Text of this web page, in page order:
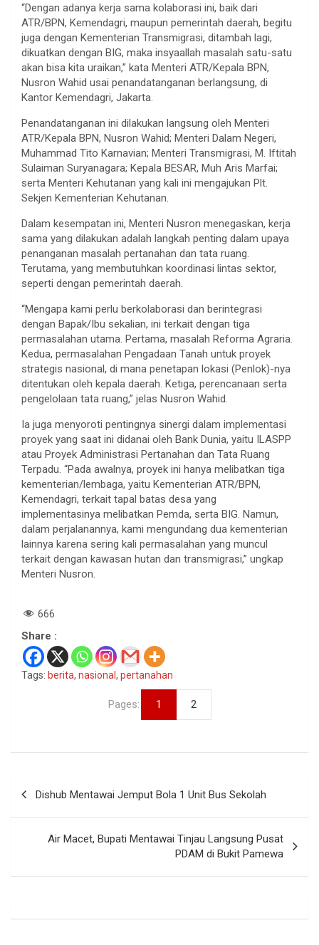
“Dengan adanya kerja sama kolaborasi ini, baik dari
ATR/BPN, Kemendagri, maupun pemerintah daerah, begitu
juga dengan Kementerian Transmigrasi, ditambah lagi,
dikuatkan dengan BIG, maka insyaallah masalah satu-satu
akan bisa kita uraikan,” kata Menteri ATR/Kepala BPN,
Nusron Wahid usai penandatanganan berlangsung, di
Kantor Kemendagri, Jakarta.
Penandatanganan ini dilakukan langsung oleh Menteri
ATR/Kepala BPN, Nusron Wahid; Menteri Dalam Negeri,
Muhammad Tito Karnavian; Menteri Transmigrasi, M. Iftitah
Sulaiman Suryanagara; Kepala BESAR, Muh Aris Marfai;
serta Menteri Kehutanan yang kali ini mengajukan Plt.
Sekjen Kementerian Kehutanan.
Dalam kesempatan ini, Menteri Nusron menegaskan, kerja
sama yang dilakukan adalah langkah penting dalam upaya
penanganan masalah pertanahan dan tata ruang.
Terutama, yang membutuhkan koordinasi lintas sektor,
seperti dengan pemerintah daerah.
“Mengapa kami perlu berkolaborasi dan berintegrasi
dengan Bapak/Ibu sekalian, ini terkait dengan tiga
permasalahan utama. Pertama, masalah Reforma Agraria.
Kedua, permasalahan Pengadaan Tanah untuk proyek
strategis nasional, di mana penetapan lokasi (Penlok)-nya
ditentukan oleh kepala daerah. Ketiga, perencanaan serta
pengelolaan tata ruang,” jelas Nusron Wahid.
Ia juga menyoroti pentingnya sinergi dalam implementasi
proyek yang saat ini didanai oleh Bank Dunia, yaitu ILASPP
atau Proyek Administrasi Pertanahan dan Tata Ruang
Terpadu. “Pada awalnya, proyek ini hanya melibatkan tiga
kementerian/lembaga, yaitu Kementerian ATR/BPN,
Kemendagri, terkait tapal batas desa yang
implementasinya melibatkan Pemda, serta BIG. Namun,
dalam perjalanannya, kami mengundang dua kementerian
lainnya karena sering kali permasalahan yang muncul
terkait dengan kawasan hutan dan transmigrasi,” ungkap
Menteri Nusron.
666
Share :
Tags: berita, nasional , pertanahan
Pages: 1 2
Dishub Mentawai Jemput Bola 1 Unit Bus Sekolah
Air Macet, Bupati Mentawai Tinjau Langsung Pusat
PDAM di Bukit Pamewa